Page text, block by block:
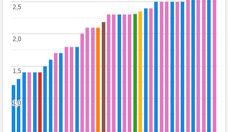
1,0
1,0
1,5
1,5
2,0
2,0
2,5
2,5